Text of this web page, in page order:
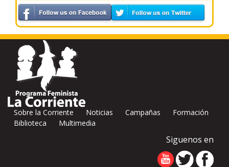
Sobre la Corriente Noticias Campañas
Formación
Biblioteca
Multimedia
Siguenos en